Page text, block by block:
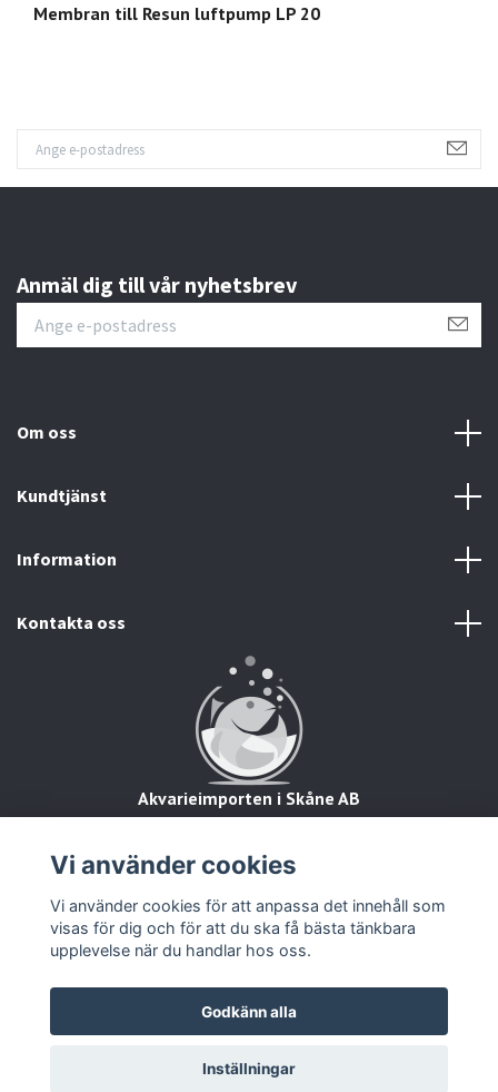
Membran till Resun luftpump LP 20
Anmäl dig till vår nyhetsbrev
Om oss
Kundtjänst
Information
Kontakta oss
Akvarieimporten i Skåne AB
28234 Tyringe
Org.nr: 559093-8832
© 2026 Zooimport
Vi använder cookies
Vi använder cookies för att anpassa det innehåll som
visas för dig och för att du ska få bästa tänkbara
upplevelse när du handlar hos oss.
Godkänn alla
Inställningar